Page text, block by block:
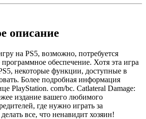
описание
на PS5, возможно, потребуется
обеспечение. Хотя эта игра
некоторые функции, доступные в
Более подробная информация
PlayStation. com/bc. Catlateral Damage:
издание вашего любимого
где нужно играть за
все, что ненавидит хозяин!